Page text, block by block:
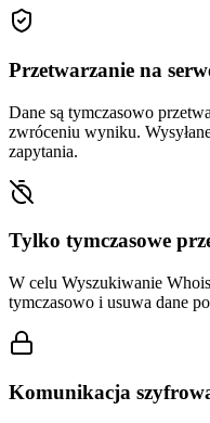
Przetwarzanie na
Dane są tymczasowo
zwróceniu wyniku.
zapytania.
Tylko tymczasowe
W celu Wyszukiwanie
tymczasowo i usuwa dane
Komunikacja